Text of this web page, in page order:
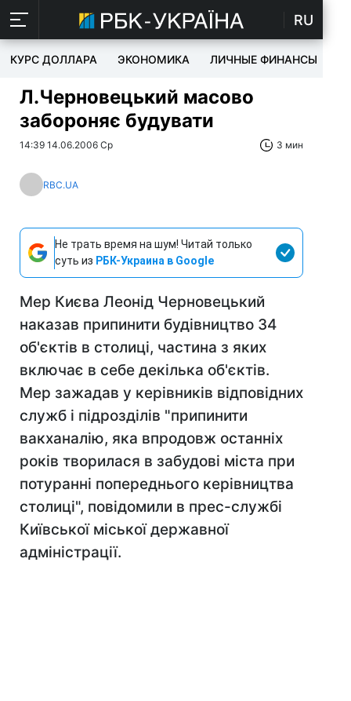
RU
КУРС ДОЛЛАРА ЭКОНОМИКА ЛИЧНЫЕ ФИНАНСЫ
Л.Черновецький масово
забороняє будувати
14:39 14.06.2006 Ср 3 мин
RBC.UA
Не трать время на шум! Читай только
суть из РБК-Украина в Google
Мер Києва Леонід Черновецький
наказав припинити будівництво 34
об'єктів в столиці, частина з яких
включає в себе декілька об'єктів.
Мер зажадав у керівників відповідних
служб і підрозділів "припинити
вакханалію, яка впродовж останніх
років творилася в забудові міста при
потуранні попереднього керівництва
столиці", повідомили в прес-службі
Київської міської державної
адміністрації.